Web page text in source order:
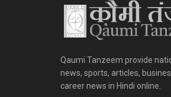
Qaumi Tanzeem provide
news, sports, articles,
career news in Hindi online.